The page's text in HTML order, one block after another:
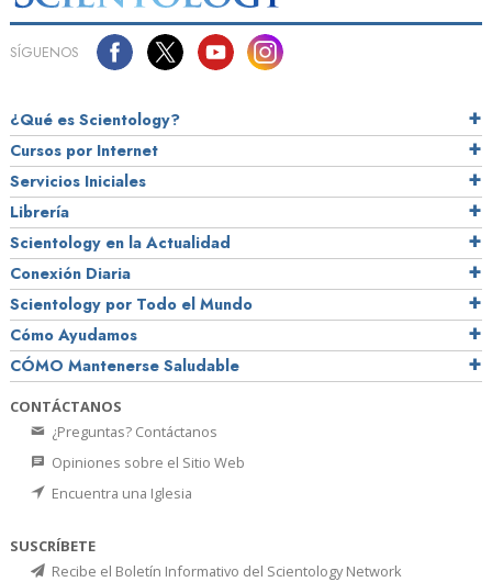
SÍGUENOS
¿Qué es Scientology?
Cursos por Internet
Servicios Iniciales
Librería
Scientology en la Actualidad
Conexión Diaria
Scientology por Todo el Mundo
Cómo Ayudamos
CÓMO Mantenerse Saludable
CONTÁCTANOS
¿Preguntas? Contáctanos
Opiniones sobre el Sitio Web
Encuentra una Iglesia
SUSCRÍBETE
Recibe el Boletín Informativo del Scientology Network